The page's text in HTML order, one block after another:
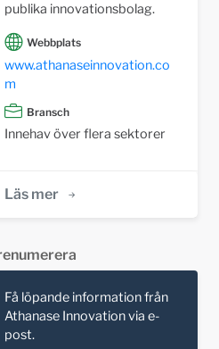
publika innovationsbolag.
Webbplats
www.athanaseinnovation.co
m
Bransch
Innehav över flera sektorer
Läs mer
Få löpande information från
Athanase Innovation via e-
post.